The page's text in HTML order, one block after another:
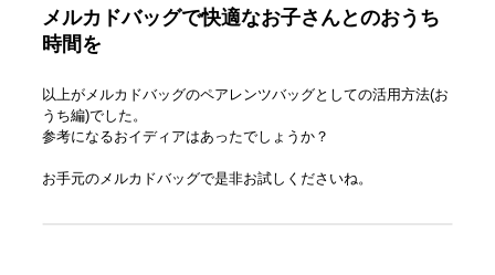
メルカドバッグで快適なお子さんとのおうち
時間を
以上がメルカドバッグのペアレンツバッグとしての活用方法(お
うち編)でした。
参考になるおイディアはあったでしょうか？
お手元のメルカドバッグで是非お試しくださいね。